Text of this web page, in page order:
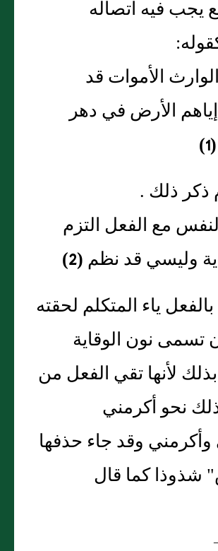
فيه اتصاله
الأموات قد
الأرض في دهر
(1)
ذكر ذلك .
مع الفعل التزم
وليسي قد نظم(2)
ياء المتكلم لحقته
تسمى نون الوقاية
لأنها تقي الفعل من
نحو أكرمني
وقد جاء حذفها
"شذوذا كما قال